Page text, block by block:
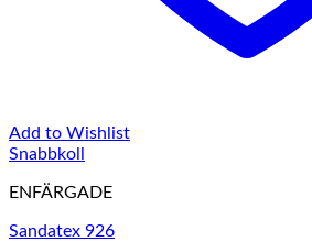
Add to Wishlist
Snabbkoll
ENFÄRGADE
Sandatex 926